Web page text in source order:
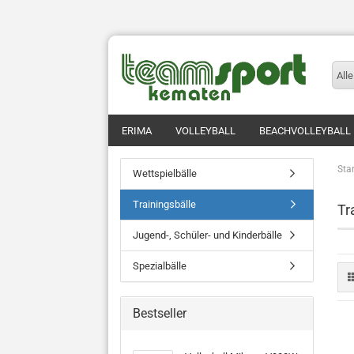
Alle
ERIMA VOLLEYBALL BEACHVOLLEYBALL
Wettspielbälle
Trainingsbälle
Jugend-, Schüler- und Kinderbälle
Spezialbälle
Bestseller